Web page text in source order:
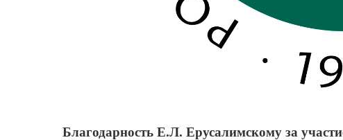
Благодарность Е.Л. Ерусалимскому за